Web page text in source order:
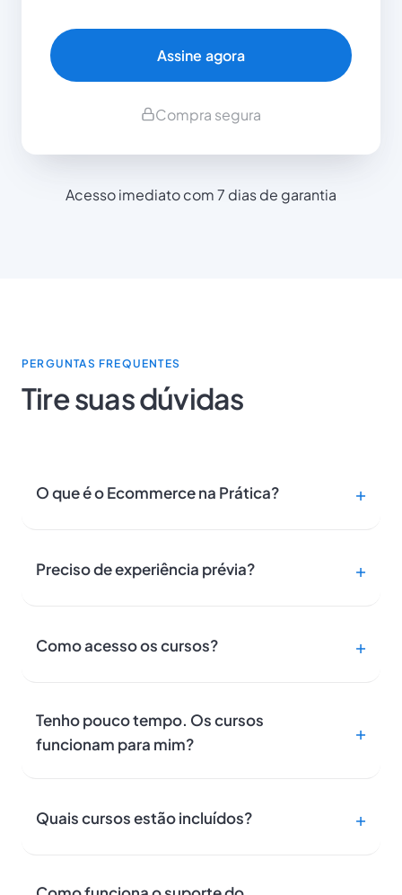
Assine agora
Compra segura
Acesso imediato com 7 dias de garantia
PERGUNTAS FREQUENTES
Tire suas dúvidas
O que é o Ecommerce na Prática?
Preciso de experiência prévia?
Como acesso os cursos?
Tenho pouco tempo. Os cursos
funcionam para mim?
Quais cursos estão incluídos?